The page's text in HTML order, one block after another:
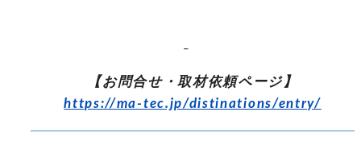
–
【お問合せ・取材依頼ページ】
https://ma-tec.jp/distinations/entry/